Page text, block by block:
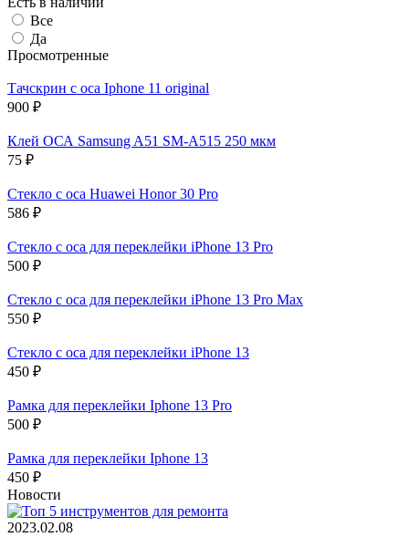
Все
Да
Просмотренные
Тачскрин с оса Iphone 11 original
900 ₽
Клей ОСА Samsung A51 SM-A515 250 мкм
75 ₽
Стекло с оса Huawei Honor 30 Pro
586 ₽
Стекло с оса для переклейки iPhone 13 Pro
500 ₽
Стекло с оса для переклейки iPhone 13 Pro Max
550 ₽
Стекло с оса для переклейки iPhone 13
450 ₽
Рамка для переклейки Iphone 13 Pro
500 ₽
Рамка для переклейки Iphone 13
450 ₽
Новости
2023.02.08